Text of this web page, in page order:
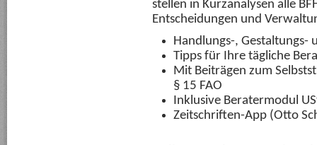
stellen in Kurzanalysen alle
Entscheidungen und
Handlungs-, Gestaltungs-
Tipps für Ihre tägliche
Mit Beiträgen zum
§ 15 FAO
Inklusive Beratermodul
Zeitschriften-App (Otto